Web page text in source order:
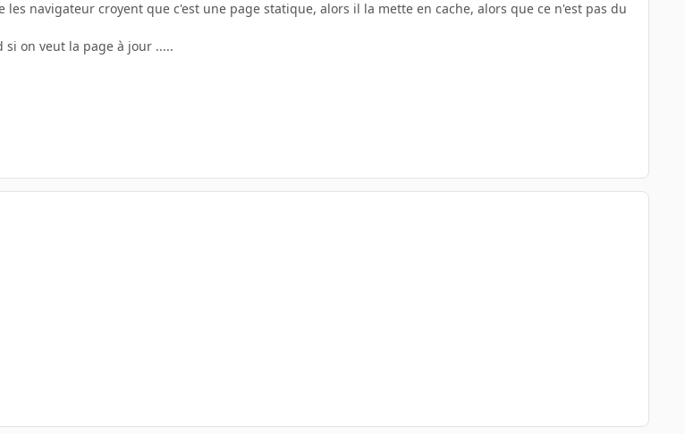
navigateur croyent que c'est une page statique, alors il la mette en cache, alors que ce n'est pas du
on veut la page à jour .....